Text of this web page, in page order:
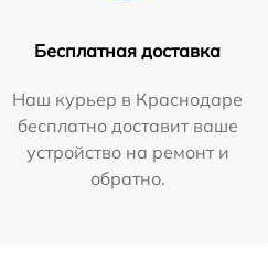
Бесплатная доставка
Наш курьер в Краснодаре
бесплатно доставит ваше
устройство на ремонт и
обратно.